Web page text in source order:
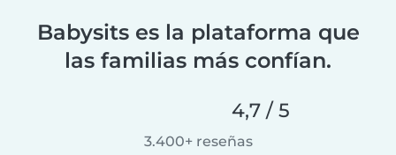
Babysits es la plataforma que
las familias más confían.
4,7 / 5
3.400+ reseñas